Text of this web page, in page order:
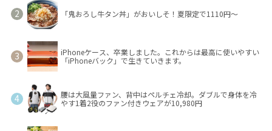
「鬼おろし牛タン丼」がおいしそ！夏限定で1110円～
iPhoneケース、卒業しました。これからは最高に使いやすい
「iPhoneバック」で生きていきます。
腰は大風量ファン、背中はペルチェ冷却。ダブルで身体を冷
やす1着2役のファン付きウェアが10,980円